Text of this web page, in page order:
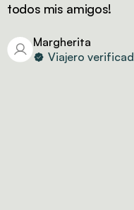
todos mis amigos!
Margherita
Viajero verificado